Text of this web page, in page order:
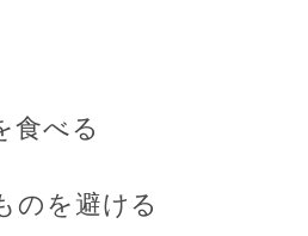
食べる
のを避ける